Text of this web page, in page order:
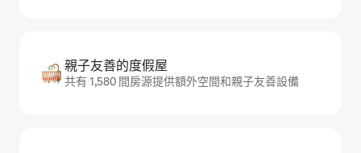
親子友善的度假屋
共有 1,580 間房源提供額外空間和親子友善設備